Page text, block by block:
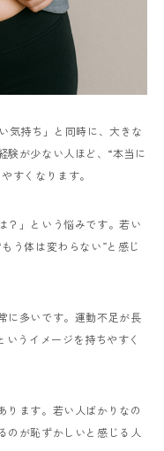
気持ち」と同時に、大きな
験が少ない人ほど、“本当に
すくなります。
？」という悩みです。若い
う体は変わらない”と感じ
に多いです。運動不足が長
いうイメージを持ちやすく
ります。若い人ばかりなの
のが恥ずかしいと感じる人